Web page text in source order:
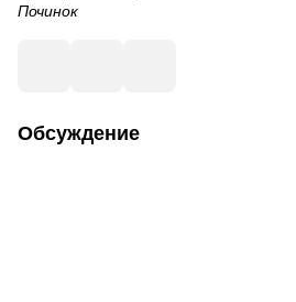
Починок
Обсуждение